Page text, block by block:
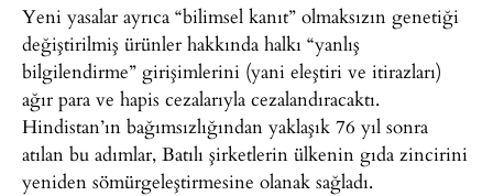
Yeni yasalar ayrıca “bilimsel kanıt” olmaksızın genetiği
değiştirilmiş ürünler hakkında halkı “yanlış
bilgilendirme” girişimlerini (yani eleştiri ve itirazları)
ağır para ve hapis cezalarıyla cezalandıracaktı.
Hindistan’ın bağımsızlığından yaklaşık 76 yıl sonra
atılan bu adımlar, Batılı şirketlerin ülkenin gıda zincirini
yeniden sömürgeleştirmesine olanak sağladı.